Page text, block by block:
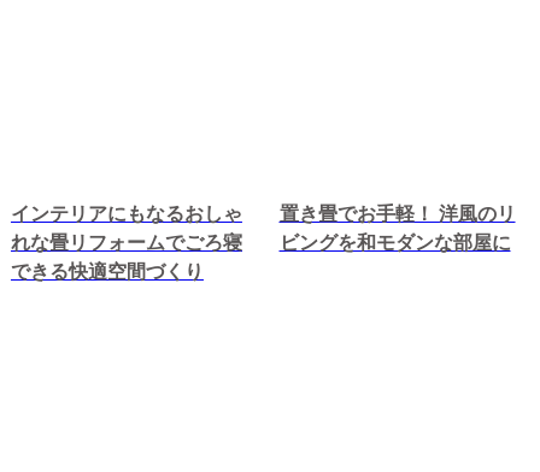
インテリアにもなるおしゃ
れな畳リフォームでごろ寝
できる快適空間づくり
置き畳でお手軽！ 洋風のリ
ビングを和モダンな部屋に